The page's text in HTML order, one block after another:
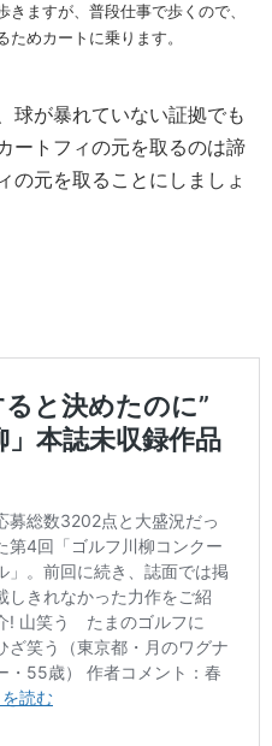
ますが、普段仕事で歩くので、
めカートに乗ります。
球が暴れていない証拠でも
ートフィの元を取るのは諦
の元を取ることにしましょ